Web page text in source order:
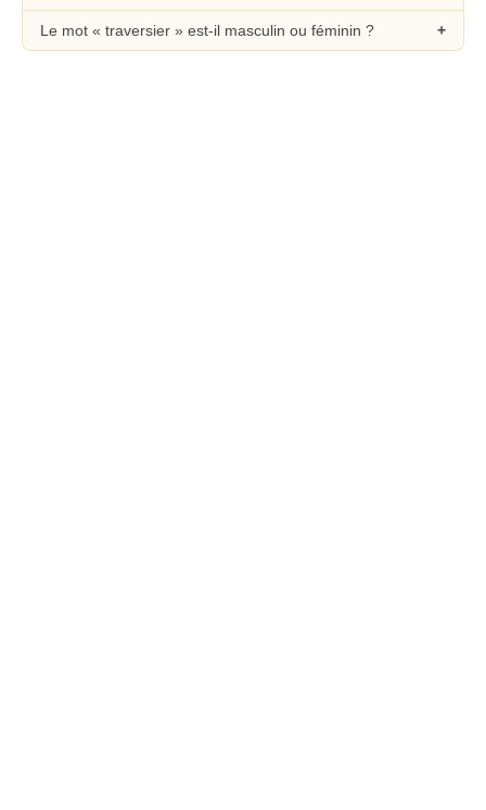
Le mot « traversier » est-il masculin ou féminin ?